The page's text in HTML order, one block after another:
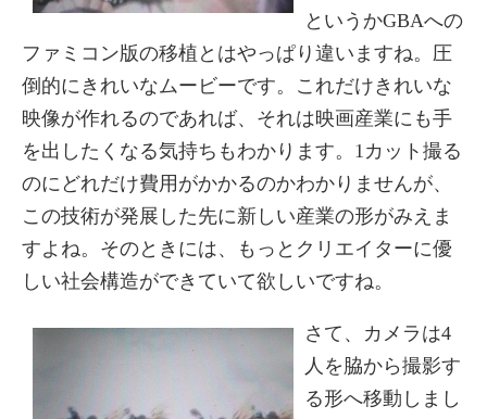
というかGBAへの
ファミコン版の移植とはやっぱり違いますね。圧
倒的にきれいなムービーです。これだけきれいな
映像が作れるのであれば、それは映画産業にも手
を出したくなる気持ちもわかります。1カット撮る
のにどれだけ費用がかかるのかわかりませんが、
この技術が発展した先に新しい産業の形がみえま
すよね。そのときには、もっとクリエイターに優
しい社会構造ができていて欲しいですね。
さて、カメラは4
人を脇から撮影す
る形へ移動しまし